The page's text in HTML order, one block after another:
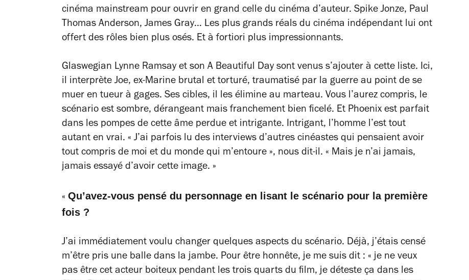
cinéma mainstream pour ouvrir en grand celle du cinéma d’auteur. Spike Jonze, Paul
Thomas Anderson, James Gray… Les plus grands réals du cinéma indépendant lui ont
offert des rôles bien plus osés. Et à fortiori plus impressionnants.
Glaswegian Lynne Ramsay et son A Beautiful Day sont venus s’ajouter à cette liste. Ici,
il interprète Joe, ex-Marine brutal et torturé, traumatisé par la guerre au point de se
muer en tueur à gages. Ses cibles, il les élimine au marteau. Vous l’aurez compris, le
scénario est sombre, dérangeant mais franchement bien ficelé. Et Phoenix est parfait
dans les pompes de cette âme perdue et intrigante. Intrigant, l’homme l’est tout
autant en vrai. « J’ai parfois lu des interviews d’autres cinéastes qui pensaient avoir
tout compris de moi et du monde qui m’entoure », nous dit-il. « Mais je n’ai jamais,
jamais essayé d’avoir cette image. »
« Qu’avez-vous pensé du personnage en lisant le scénario pour la première
fois ?
J’ai immédiatement voulu changer quelques aspects du scénario. Déjà, j’étais censé
m’être pris une balle dans la jambe. Pour être honnête, je me suis dit : « je ne veux
pas être cet acteur boiteux pendant les trois quarts du film, je déteste ça dans les